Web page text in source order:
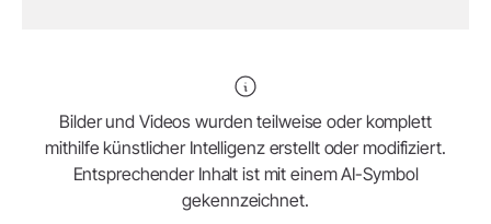
Bilder und Videos wurden teilweise oder komplett
mithilfe künstlicher Intelligenz erstellt oder modifiziert.
Entsprechender Inhalt ist mit einem AI-Symbol
gekennzeichnet.